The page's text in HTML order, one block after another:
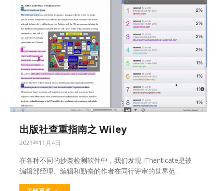
出版社查重指南之 Wiley
2021年11月4日
在各种不同的抄袭检测软件中，我们发现 iThenticate是被
编辑部经理、编辑和勤奋的作者在同行评审的世界范…